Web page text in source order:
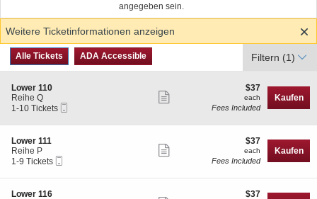
angegeben sein.
Weitere Ticketinformationen anzeigen
Art
des
Alle Tickets
Alle Tickets ADA Accessible
ADA Accessible Filtern (1)
S
e
c
i
o
n
L
o
w
r
Lower 110
Reihe Q
1
10
Tickets
available
1-10 Tickets
Ticketinformationen
anzeigen
$37
each
$37
each
Fees Included
Kaufen
S
e
c
i
o
Lower 111
Reihe P
1
9
Tickets
1-9 Tickets
Ticketinformationen
anzeigen
$37
each
$37
each
Fees Included
Kaufen
SLower 116
$37
$37